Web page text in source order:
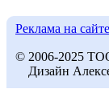
Реклама на сайте
© 2006-2025
Дизайн